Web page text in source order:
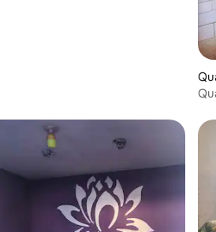
média de 5, 13 avaliações